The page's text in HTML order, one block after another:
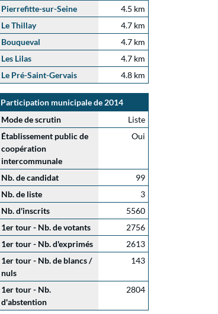
Pierrefitte-sur-Seine
4.5 km
Le Thillay
4.7 km
Bouqueval
4.7 km
Les Lilas
4.7 km
Le Pré-Saint-Gervais
4.8 km
Participation municipale de 2014
Mode de scrutin
Liste
Établissement public de
coopération
intercommunale
Oui
Nb. de candidat
99
Nb. de liste
3
Nb. d'inscrits
5560
1er tour - Nb. de votants
2756
1er tour - Nb. d'exprimés
2613
1er tour - Nb. de blancs /
nuls
143
1er tour - Nb.
d'abstention
2804